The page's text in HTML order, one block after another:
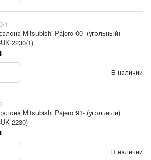
1
Mitsubishi Pajero 00- (угольный)
2230/1)
В наличии
Mitsubishi Pajero 91- (угольный)
2230)
В наличии